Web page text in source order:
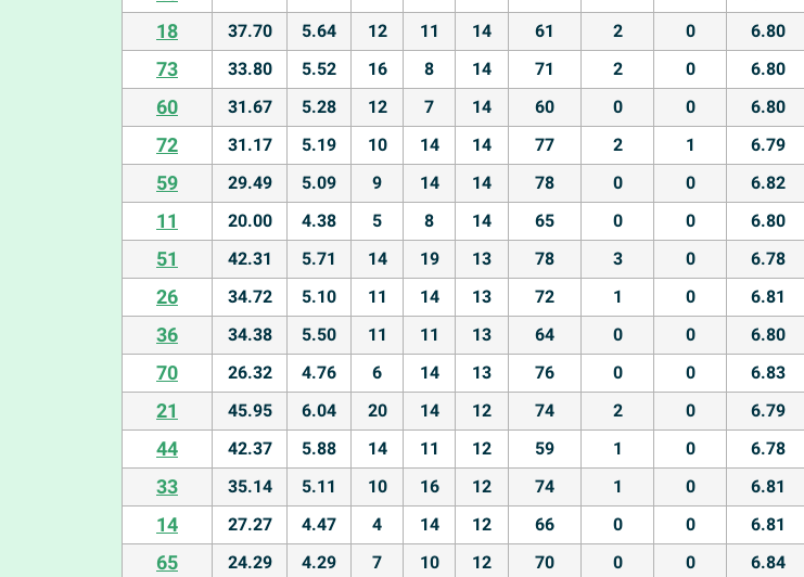
18 37.70 5.64 12 11 14 61 2 0 6.80
73 33.80 5.52 16 8 14 71 2 0 6.80
60 31.67 5.28 12 7 14 60 0 0 6.80
72 31.17 5.19 10 14 14 77 2 1 6.79
59 29.49 5.09 9 14 14 78 0 0 6.82
11 20.00 4.38 5 8 14 65 0 0 6.80
51 42.31 5.71 14 19 13 78 3 0 6.78
26 34.72 5.10 11 14 13 72 1 0 6.81
36 34.38 5.50 11 11 13 64 0 0 6.80
70 26.32 4.76 6 14 13 76 0 0 6.83
21 45.95 6.04 20 14 12 74 2 0 6.79
44 42.37 5.88 14 11 12 59 1 0 6.78
33 35.14 5.11 10 16 12 74 1 0 6.81
14 27.27 4.47 4 14 12 66 0 0 6.81
65 24.29 4.29 7 10 12 70 0 0 6.84